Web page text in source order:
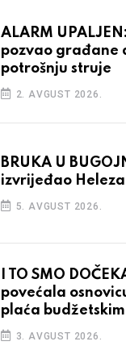
ALARM
pozvao građane
potrošnju struje
2. AVGUST 2026.
BRUKA U
izvrijeđao Heleza
5. AVGUST 2026.
I TO SMO
povećala
plaća
3. AVGUST 2026.